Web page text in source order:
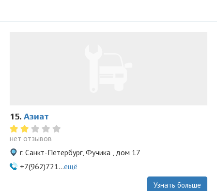
15. Азиат
нет отзывов
г. Санкт-Петербург, Фучика , дом 17
+7(962)721...ещё
Узнать больше